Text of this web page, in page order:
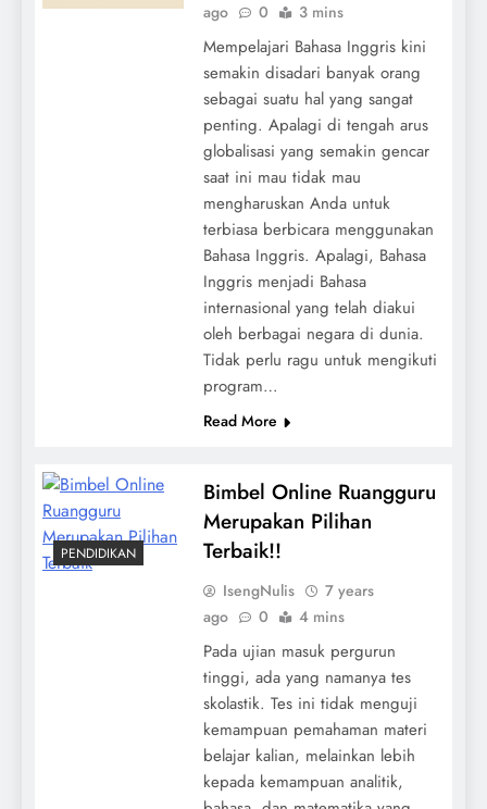
ago
0 3 mins
Mempelajari Bahasa Inggris kini
semakin disadari banyak orang
sebagai suatu hal yang sangat
penting. Apalagi di tengah arus
globalisasi yang semakin gencar
saat ini mau tidak mau
mengharuskan Anda untuk
terbiasa berbicara menggunakan
Bahasa Inggris. Apalagi, Bahasa
Inggris menjadi Bahasa
internasional yang telah diakui
oleh berbagai negara di dunia.
Tidak perlu ragu untuk mengikuti
program…
Read More
PENDIDIKAN
Bimbel Online Ruangguru
Merupakan Pilihan
Terbaik!!
IsengNulis
7 years
ago
0 4 mins
Pada ujian masuk pergurun
tinggi, ada yang namanya tes
skolastik. Tes ini tidak menguji
kemampuan pemahaman materi
belajar kalian, melainkan lebih
kepada kemampuan analitik,